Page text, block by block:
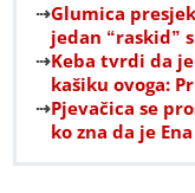
Glumica
jedan “raskid”
Keba tvrdi da
kašiku ovoga:
Pjevačica se
ko zna da je